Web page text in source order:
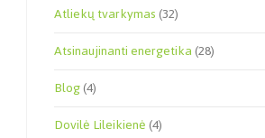
Atliekų tvarkymas(32)
Atsinaujinanti energetika(28)
Blog(4)
Dovilė Lileikienė(4)